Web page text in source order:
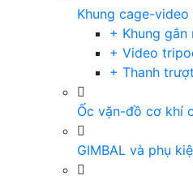
Khung cage-
+ Khung gắn
+ Video
+ Thanh
Ốc vặn-đồ cơ khí
GIMBAL và phụ